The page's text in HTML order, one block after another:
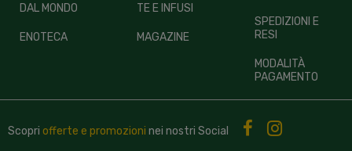
DAL MONDO
ENOTECA
TE E INFUSI
MAGAZINE
SPEDIZIONI E
RESI
MODALITÀ
PAGAMENTO
Scopri offerte e promozioni nei nostri Social